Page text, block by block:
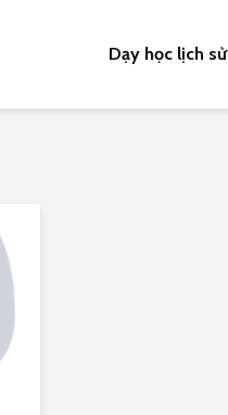
Dạy học lịch sử